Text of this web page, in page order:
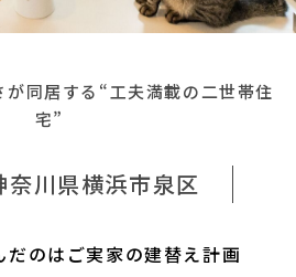
同居する“工夫満載の二世帯住
宅”
奈川県横浜市泉区
のはご実家の建替え計画